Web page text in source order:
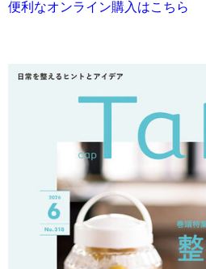
便利なオンライン購入はこちら